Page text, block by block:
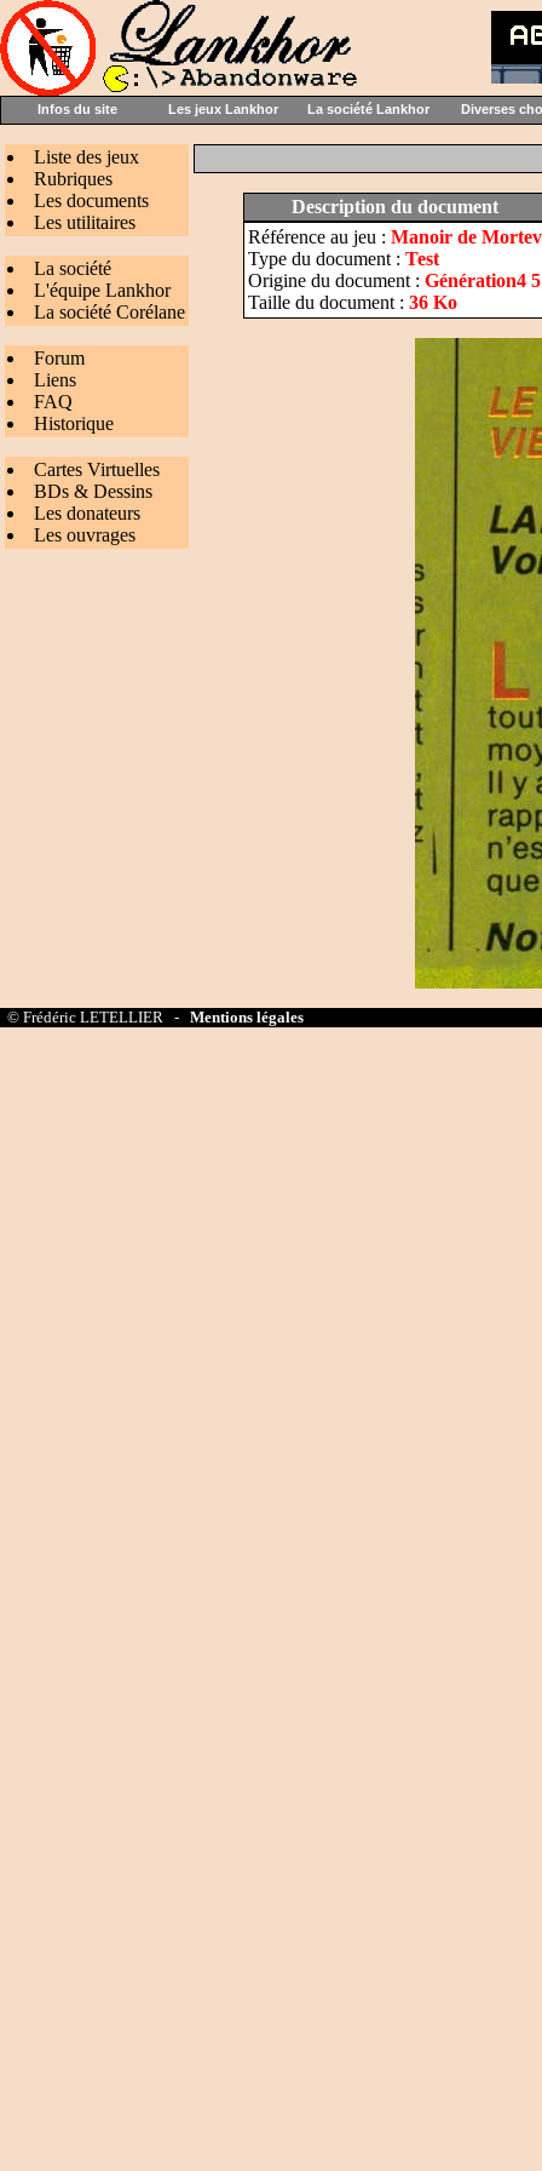
Infos du site Les jeux Lankhor La société Lankhor Diverses
Liste des jeux
Rubriques
Les documents
Les utilitaires
La société
L'équipe Lankhor
La société Corélane
Forum
Liens
FAQ
Historique
Cartes Virtuelles
BDs & Dessins
Les donateurs
Les ouvrages
Description du document
Référence au jeu : Manoir de
Type du document : Test
Origine du document : Génération4
Taille du document : 36 Ko
© Frédéric LETELLIER - Mentions légales